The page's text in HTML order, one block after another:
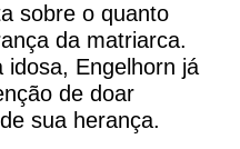
sobre o quanto
da matriarca.
idosa, Engelhorn já
de doar
sua herança.